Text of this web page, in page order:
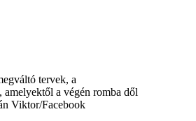
tervek, a
amelyektől a végén romba dől
Viktor/Facebook